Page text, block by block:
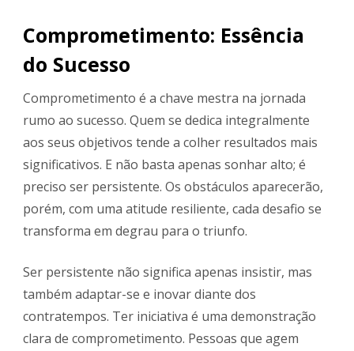
Comprometimento: Essência
do Sucesso
Comprometimento é a chave mestra na jornada
rumo ao sucesso. Quem se dedica integralmente
aos seus objetivos tende a colher resultados mais
significativos. E não basta apenas sonhar alto; é
preciso ser persistente. Os obstáculos aparecerão,
porém, com uma atitude resiliente, cada desafio se
transforma em degrau para o triunfo.
Ser persistente não significa apenas insistir, mas
também adaptar-se e inovar diante dos
contratempos. Ter iniciativa é uma demonstração
clara de comprometimento. Pessoas que agem